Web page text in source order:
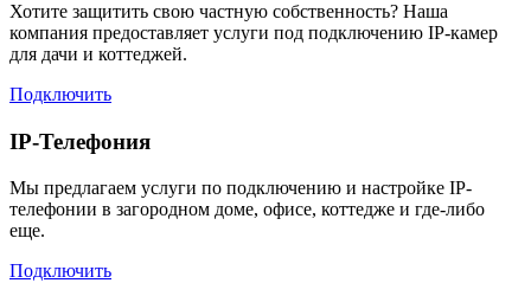
Хотите защитить свою частную собственность? Наша
компания предоставляет услуги под подключению IP-камер
для дачи и коттеджей.
Подключить
IP-Телефония
Мы предлагаем услуги по подключению и настройке IP-
телефонии в загородном доме, офисе, коттедже и где-либо
еще.
Подключить